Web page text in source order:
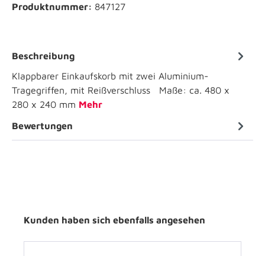
Produktnummer: 847127
Beschreibung
Klappbarer Einkaufskorb mit zwei Aluminium-
Tragegriffen, mit Reißverschluss Maße: ca. 480 x
280 x 240 mm Mehr
Bewertungen
Kunden haben sich ebenfalls angesehen